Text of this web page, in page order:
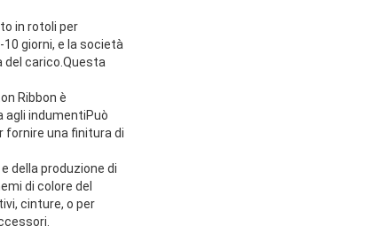
in rotoli per
giorni, e la società
del carico.Questa
Ribbon è
indumentiPuò
fornire una finitura di
della produzione di
di colore del
cinture, o per